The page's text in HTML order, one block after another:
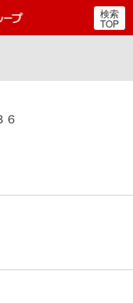
郵便局・日本郵政グルー
検索
TOP
６